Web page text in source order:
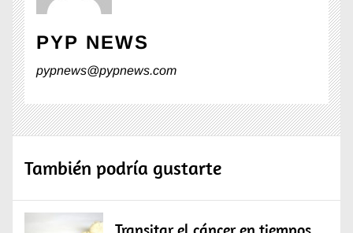
PYP NEWS
pypnews@pypnews.com
También podría gustarte